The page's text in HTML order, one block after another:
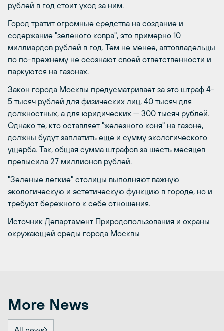
рублей в год стоит уход за ним.
Город тратит огромные средства на создание и
содержание "зеленого ковра", это примерно 10
миллиардов рублей в год. Тем не менее, автовладельцы
по по-прежнему не осознают своей ответственности и
паркуются на газонах.
Закон города Москвы предусматривает за это штраф 4-
5 тысяч рублей для физических лиц, 40 тысяч для
должностных, а для юридических — 300 тысяч рублей.
Однако те, кто оставляет "железного коня" на газоне,
должны будут заплатить еще и сумму экологического
ущерба. Так, общая сумма штрафов за шесть месяцев
превысила 27 миллионов рублей.
"Зеленые легкие" столицы выполняют важную
экологическую и эстетическую функцию в городе, но и
требуют бережного к себе отношения.
Источник Департамент Природопользования и охраны
окружающей среды города Москвы
More News